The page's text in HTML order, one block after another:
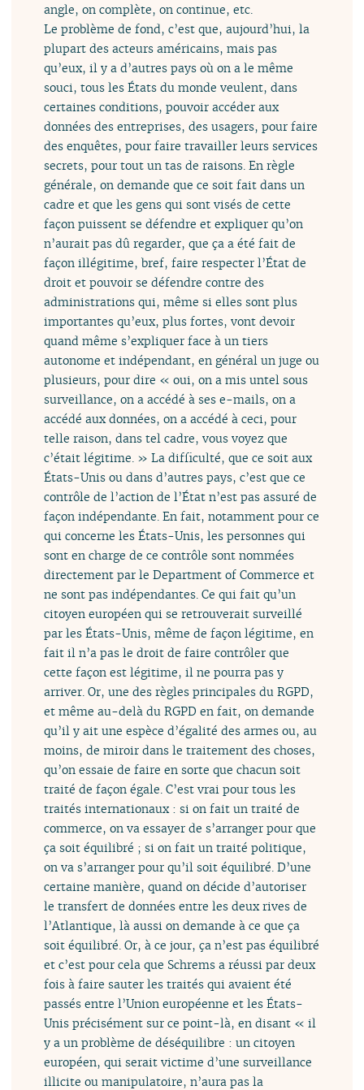
angle, on complète, on continue, etc.
Le problème de fond, c’est que, aujourd’hui, la
plupart des acteurs américains, mais pas
qu’eux, il y a d’autres pays où on a le même
souci, tous les États du monde veulent, dans
certaines conditions, pouvoir accéder aux
données des entreprises, des usagers, pour faire
des enquêtes, pour faire travailler leurs services
secrets, pour tout un tas de raisons. En règle
générale, on demande que ce soit fait dans un
cadre et que les gens qui sont visés de cette
façon puissent se défendre et expliquer qu’on
n’aurait pas dû regarder, que ça a été fait de
façon illégitime, bref, faire respecter l’État de
droit et pouvoir se défendre contre des
administrations qui, même si elles sont plus
importantes qu’eux, plus fortes, vont devoir
quand même s’expliquer face à un tiers
autonome et indépendant, en général un juge ou
plusieurs, pour dire « oui, on a mis untel sous
surveillance, on a accédé à ses e-mails, on a
accédé aux données, on a accédé à ceci, pour
telle raison, dans tel cadre, vous voyez que
c’était légitime. » La difficulté, que ce soit aux
États-Unis ou dans d’autres pays, c’est que ce
contrôle de l’action de l’État n’est pas assuré de
façon indépendante. En fait, notamment pour ce
qui concerne les États-Unis, les personnes qui
sont en charge de ce contrôle sont nommées
directement par le Department of Commerce et
ne sont pas indépendantes. Ce qui fait qu’un
citoyen européen qui se retrouverait surveillé
par les États-Unis, même de façon légitime, en
fait il n’a pas le droit de faire contrôler que
cette façon est légitime, il ne pourra pas y
arriver. Or, une des règles principales du RGPD,
et même au-delà du RGPD en fait, on demande
qu’il y ait une espèce d’égalité des armes ou, au
moins, de miroir dans le traitement des choses,
qu’on essaie de faire en sorte que chacun soit
traité de façon égale. C’est vrai pour tous les
traités internationaux : si on fait un traité de
commerce, on va essayer de s’arranger pour que
ça soit équilibré ; si on fait un traité politique,
on va s’arranger pour qu’il soit équilibré. D’une
certaine manière, quand on décide d’autoriser
le transfert de données entre les deux rives de
l’Atlantique, là aussi on demande à ce que ça
soit équilibré. Or, à ce jour, ça n’est pas équilibré
et c’est pour cela que Schrems a réussi par deux
fois à faire sauter les traités qui avaient été
passés entre l’Union européenne et les États-
Unis précisément sur ce point-là, en disant « il
y a un problème de déséquilibre : un citoyen
européen, qui serait victime d’une surveillance
illicite ou manipulatoire, n’aura pas la